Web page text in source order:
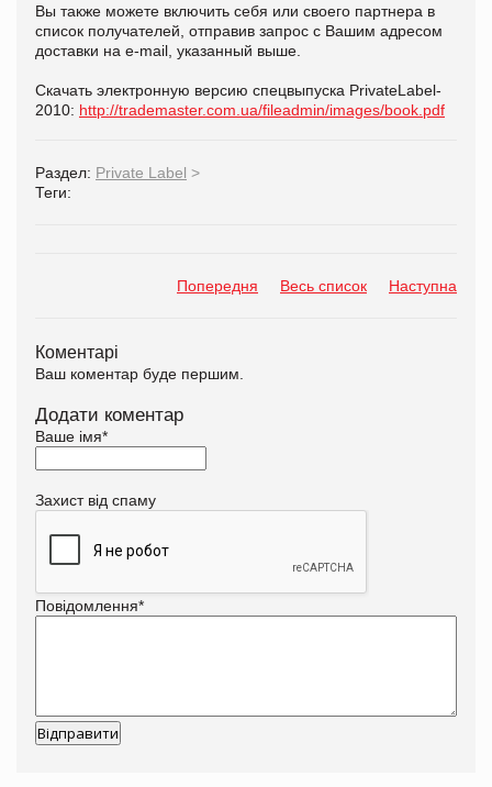
Вы также можете включить себя или своего партнера в
список получателей, отправив запрос с Вашим адресом
доставки на e-mail, указанный выше.
Скачать электронную версию спецвыпуска PrivateLabel-
2010: http://trademaster.com.ua/fileadmin/images/book.pdf
Раздел: Private Label >
Теги:
Попередня Весь список Наступна
Коментарі
Ваш коментар буде першим.
Додати коментар
Ваше імя*
Захист від спаму
Повідомлення*